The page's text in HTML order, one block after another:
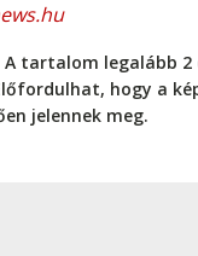
A tartalom legalább 2
hogy a
jelennek meg.